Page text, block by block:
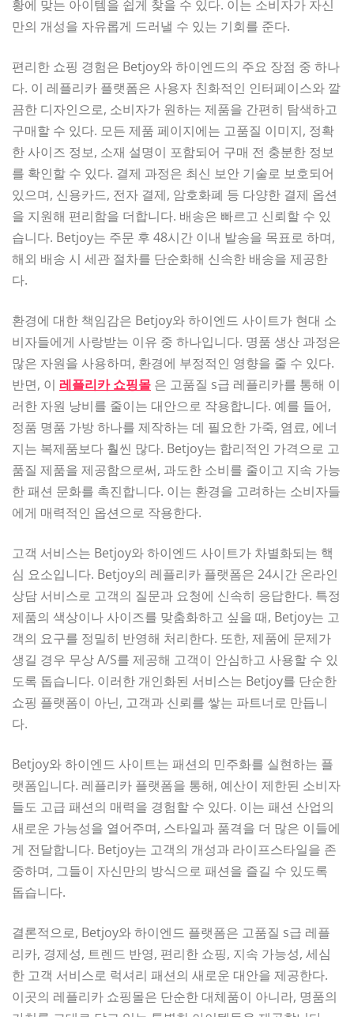
황에 맞는 아이템을 쉽게 찾을 수 있다. 이는 소비자가 자신
만의 개성을 자유롭게 드러낼 수 있는 기회를 준다.
편리한 쇼핑 경험은 Betjoy와 하이엔드의 주요 장점 중 하나
다. 이 레플리카 플랫폼은 사용자 친화적인 인터페이스와 깔
끔한 디자인으로, 소비자가 원하는 제품을 간편히 탐색하고
구매할 수 있다. 모든 제품 페이지에는 고품질 이미지, 정확
한 사이즈 정보, 소재 설명이 포함되어 구매 전 충분한 정보
를 확인할 수 있다. 결제 과정은 최신 보안 기술로 보호되어
있으며, 신용카드, 전자 결제, 암호화폐 등 다양한 결제 옵션
을 지원해 편리함을 더합니다. 배송은 빠르고 신뢰할 수 있
습니다. Betjoy는 주문 후 48시간 이내 발송을 목표로 하며,
해외 배송 시 세관 절차를 단순화해 신속한 배송을 제공한
다.
환경에 대한 책임감은 Betjoy와 하이엔드 사이트가 현대 소
비자들에게 사랑받는 이유 중 하나입니다. 명품 생산 과정은
많은 자원을 사용하며, 환경에 부정적인 영향을 줄 수 있다.
반면, 이 레플리카 쇼핑몰 은 고품질 s급 레플리카를 통해 이
러한 자원 낭비를 줄이는 대안으로 작용합니다. 예를 들어,
정품 명품 가방 하나를 제작하는 데 필요한 가죽, 염료, 에너
지는 복제품보다 훨씬 많다. Betjoy는 합리적인 가격으로 고
품질 제품을 제공함으로써, 과도한 소비를 줄이고 지속 가능
한 패션 문화를 촉진합니다. 이는 환경을 고려하는 소비자들
에게 매력적인 옵션으로 작용한다.
고객 서비스는 Betjoy와 하이엔드 사이트가 차별화되는 핵
심 요소입니다. Betjoy의 레플리카 플랫폼은 24시간 온라인
상담 서비스로 고객의 질문과 요청에 신속히 응답한다. 특정
제품의 색상이나 사이즈를 맞춤화하고 싶을 때, Betjoy는 고
객의 요구를 정밀히 반영해 처리한다. 또한, 제품에 문제가
생길 경우 무상 A/S를 제공해 고객이 안심하고 사용할 수 있
도록 돕습니다. 이러한 개인화된 서비스는 Betjoy를 단순한
쇼핑 플랫폼이 아닌, 고객과 신뢰를 쌓는 파트너로 만듭니
다.
Betjoy와 하이엔드 사이트는 패션의 민주화를 실현하는 플
랫폼입니다. 레플리카 플랫폼을 통해, 예산이 제한된 소비자
들도 고급 패션의 매력을 경험할 수 있다. 이는 패션 산업의
새로운 가능성을 열어주며, 스타일과 품격을 더 많은 이들에
게 전달합니다. Betjoy는 고객의 개성과 라이프스타일을 존
중하며, 그들이 자신만의 방식으로 패션을 즐길 수 있도록
돕습니다.
결론적으로, Betjoy와 하이엔드 플랫폼은 고품질 s급 레플
리카, 경제성, 트렌드 반영, 편리한 쇼핑, 지속 가능성, 세심
한 고객 서비스로 럭셔리 패션의 새로운 대안을 제공한다.
이곳의 레플리카 쇼핑몰은 단순한 대체품이 아니라, 명품의